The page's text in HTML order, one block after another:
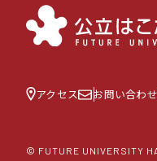
アクセス お問い合わ
© FUTURE UNIVERSITY